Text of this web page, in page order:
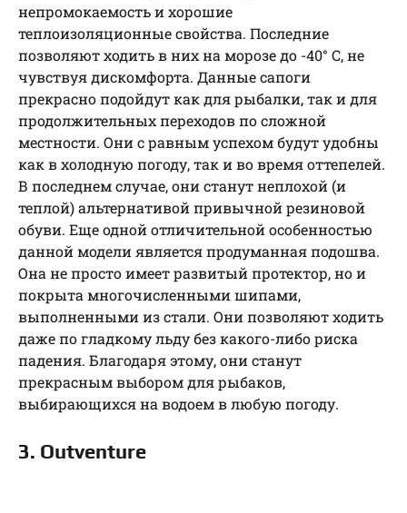
непромокаемость и хорошие
теплоизоляционные свойства. Последние
позволяют ходить в них на морозе до -40° С, не
чувствуя дискомфорта. Данные сапоги
прекрасно подойдут как для рыбалки, так и для
продолжительных переходов по сложной
местности. Они с равным успехом будут удобны
как в холодную погоду, так и во время оттепелей.
В последнем случае, они станут неплохой (и
теплой) альтернативой привычной резиновой
обуви. Еще одной отличительной особенностью
данной модели является продуманная подошва.
Она не просто имеет развитый протектор, но и
покрыта многочисленными шипами,
выполненными из стали. Они позволяют ходить
даже по гладкому льду без какого-либо риска
падения. Благодаря этому, они станут
прекрасным выбором для рыбаков,
выбирающихся на водоем в любую погоду.
3. Outventure